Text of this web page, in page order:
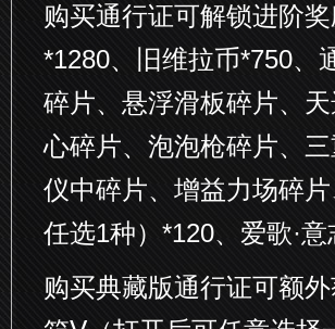
购买通行证可解锁进阶
*1280、旧维拉币*750、
碎片、悬浮滑板碎片、
心碎片、泡泡枪碎片、
仪中碎片、增益力场碎
任选1种）*120、爱歌·意
购买典藏版通行证可额